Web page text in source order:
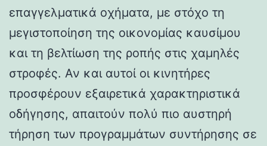
επαγγελματικά οχήματα, με στόχο τη
μεγιστοποίηση της οικονομίας καυσίμου
και τη βελτίωση της ροπής στις χαμηλές
στροφές. Αν και αυτοί οι κινητήρες
προσφέρουν εξαιρετικά χαρακτηριστικά
οδήγησης, απαιτούν πολύ πιο αυστηρή
τήρηση των προγραμμάτων συντήρησης σε